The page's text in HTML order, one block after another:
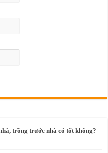
trồng trước nhà có tốt không?